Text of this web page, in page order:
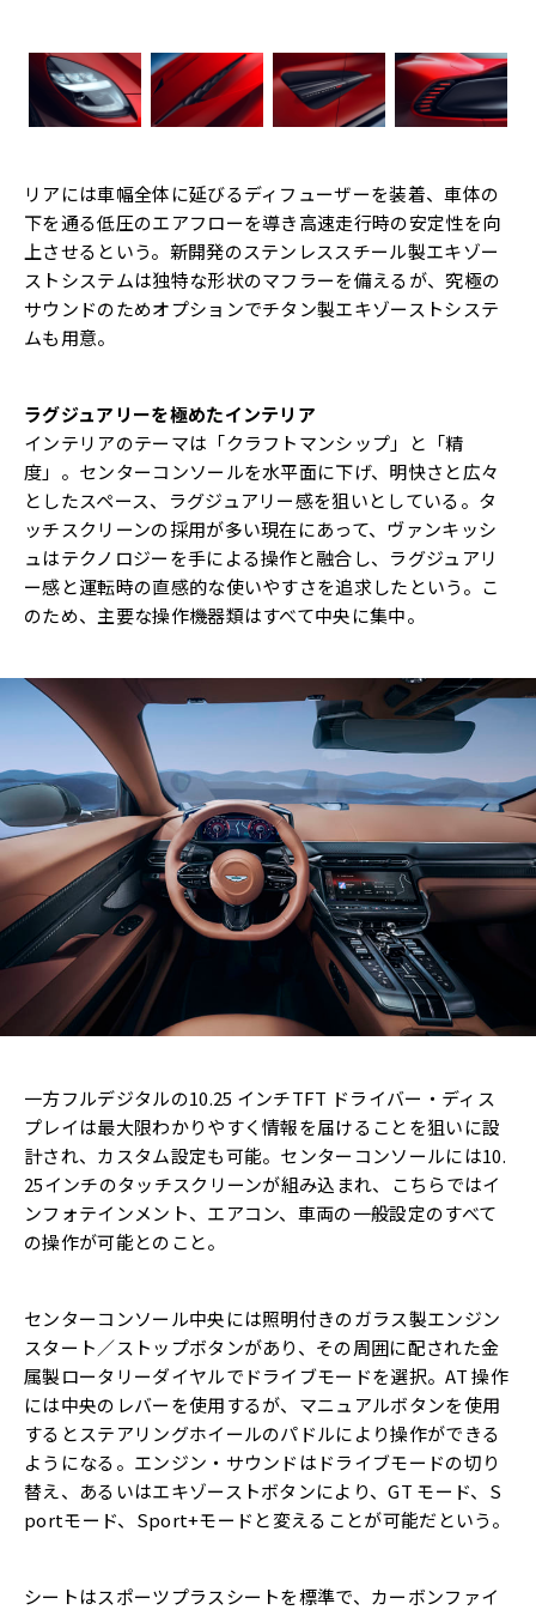
リアには車幅全体に延びるディフューザーを装着、車体の
下を通る低圧のエアフローを導き高速走行時の安定性を向
上させるという。新開発のステンレススチール製エキゾー
ストシステムは独特な形状のマフラーを備えるが、究極の
サウンドのためオプションでチタン製エキゾーストシステ
ムも用意。
ラグジュアリーを極めたインテリア
インテリアのテーマは「クラフトマンシップ」と「精
度」。センターコンソールを水平面に下げ、明快さと広々
としたスペース、ラグジュアリー感を狙いとしている。タ
ッチスクリーンの採用が多い現在にあって、ヴァンキッシ
ュはテクノロジーを手による操作と融合し、ラグジュアリ
ー感と運転時の直感的な使いやすさを追求したという。こ
のため、主要な操作機器類はすべて中央に集中。
一方フルデジタルの10.25 インチTFT ドライバー・ディス
プレイは最大限わかりやすく情報を届けることを狙いに設
計され、カスタム設定も可能。センターコンソールには10.
25インチのタッチスクリーンが組み込まれ、こちらではイ
ンフォテインメント、エアコン、車両の一般設定のすべて
の操作が可能とのこと。
センターコンソール中央には照明付きのガラス製エンジン
スタート／ストップボタンがあり、その周囲に配された金
属製ロータリーダイヤルでドライブモードを選択。AT 操作
には中央のレバーを使用するが、マニュアルボタンを使用
するとステアリングホイールのパドルにより操作ができる
ようになる。エンジン・サウンドはドライブモードの切り
替え、あるいはエキゾーストボタンにより、GT モード、S
portモード、Sport+モードと変えることが可能だという。
シートはスポーツプラスシートを標準で、カーボンファイ